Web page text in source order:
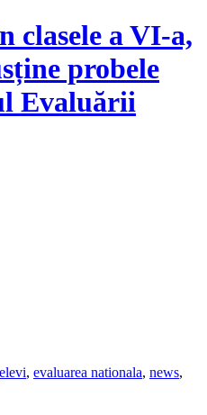
clasele a VI-a,
probele
Evaluării
elevi, evaluarea nationala, news,